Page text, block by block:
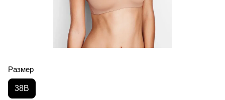
Размер
38B